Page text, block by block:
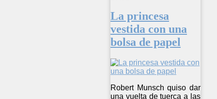
La princesa
vestida con una
bolsa de papel
Robert Munsch quiso dar
una vuelta de tuerca a las